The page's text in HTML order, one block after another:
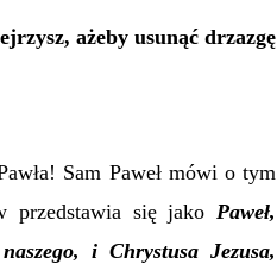
ażeby usunąć drzazgę
Sam Paweł mówi o tym
przedstawia się jako Paweł,
i Chrystusa Jezusa,